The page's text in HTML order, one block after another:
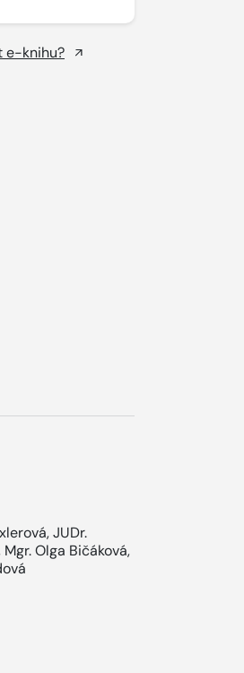
e-knihu?
,JUDr.
Mgr. Olga Bičáková,